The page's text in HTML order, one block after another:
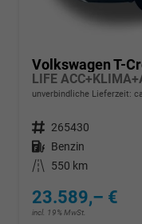
Volkswagen T-
unverbindliche Lieferzeit:
Fahrzeugnr. 265430
Kraftstoff Benzin
Kilometerstand
550 km
23.589,– €
incl. 19% MwSt.